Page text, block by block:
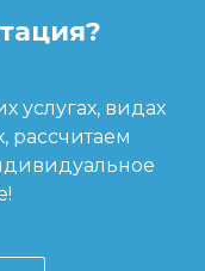
услугах, видах
рассчитаем